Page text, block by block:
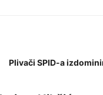
Plivači SPID-a